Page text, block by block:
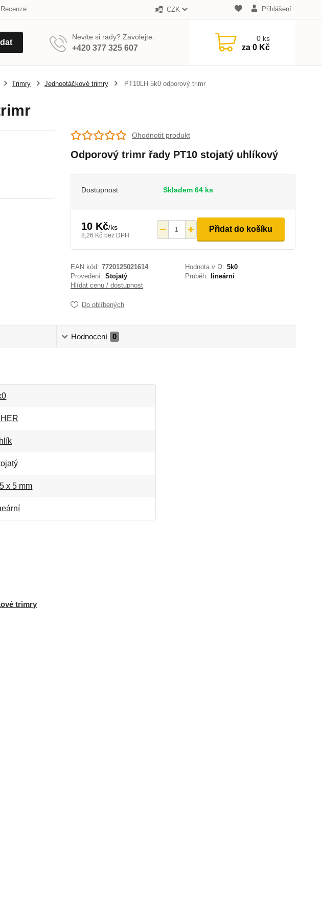
Recenze CZK Přihlášení
Nevíte si rady? Zavolejte.
+420 377 325 607
0 ks
za 0 Kč
Trimry Jednootáčkové trimry PT10LH 5k0 odporový trimr
Ohodnotit produkt
Odporový trimr řady PT10 stojatý uhlíkový
Dostupnost Skladem 64 ks
10 Kč/ks
8,26 Kč bez DPH
Přidat do košíku
EAN kód: 7720125021614 Hodnota v Ω: 5k0
Provedení: Stojatý Průběh:
lineární
Hlídat cenu / dostupnost
Do oblíbených
Hodnocení 0
x 5 mm
trimry